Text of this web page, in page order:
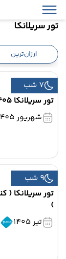
تور سریلانکا
ارزان‌ترین
7 شب
تور سریلانکا 1405 (پرواز مستقیم)
شهریور 1405
9 شب
)
تیر 1405